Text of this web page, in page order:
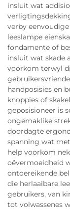
insluit wat
verby
leeslampe
fondamente of
insluit wat skade
voorkom terwyl
handposisies en
knoppies of
geposisioneer is
ongemaklike
doordagte
spanning wat
help voorkom
oëvermoeidheid
ontoereikende
die herlaaibare
gebruikers, van
tot volwassenes